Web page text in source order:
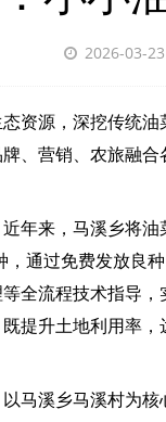
2026-03-
源，深挖传统油
、营销、农旅融
来，马溪乡将油
，通过免费发放良
全流程技术指导
提升土地利用率
溪乡马溪村为核